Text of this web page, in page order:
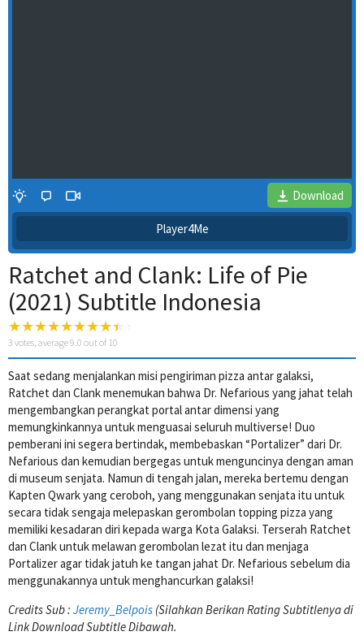
4 Wait Time
Download
Player4Me
Ratchet and Clank: Life of Pie
(2021) Subtitle Indonesia
3 votes, average9.0 out of 10
Saat sedang menjalankan misi pengiriman pizza antar galaksi,
Ratchet dan Clank menemukan bahwa Dr. Nefarious yang jahat telah
mengembangkan perangkat portal antar dimensi yang
memungkinkannya untuk menguasai seluruh multiverse! Duo
pemberani ini segera bertindak, membebaskan “Portalizer” dari Dr.
Nefarious dan kemudian bergegas untuk menguncinya dengan aman
di museum senjata. Namun di tengah jalan, mereka bertemu dengan
Kapten Qwark yang ceroboh, yang menggunakan senjata itu untuk
secara tidak sengaja melepaskan gerombolan topping pizza yang
memiliki kesadaran diri kepada warga Kota Galaksi. Terserah Ratchet
dan Clank untuk melawan gerombolan lezat itu dan menjaga
Portalizer agar tidak jatuh ke tangan jahat Dr. Nefarious sebelum dia
menggunakannya untuk menghancurkan galaksi!
Credits Sub : Jeremy_Belpois (Silahkan Berikan Rating Subtitlenya di
Link Download Subtitle Dibawah.